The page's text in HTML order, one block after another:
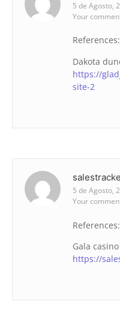
5 de Agosto,
Your
References:
Dakota
https://
site-2
5 de Agosto,
Your
References:
Gala
https://